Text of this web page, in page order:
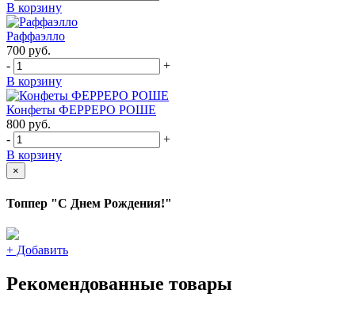
В корзину
Раффаэлло
700 руб.
-
+
В корзину
Конфеты ФЕРРЕРО РОШЕ
800 руб.
-
+
В корзину
×
Топпер "С Днем Рождения!"
+ Добавить
Рекомендованные товары